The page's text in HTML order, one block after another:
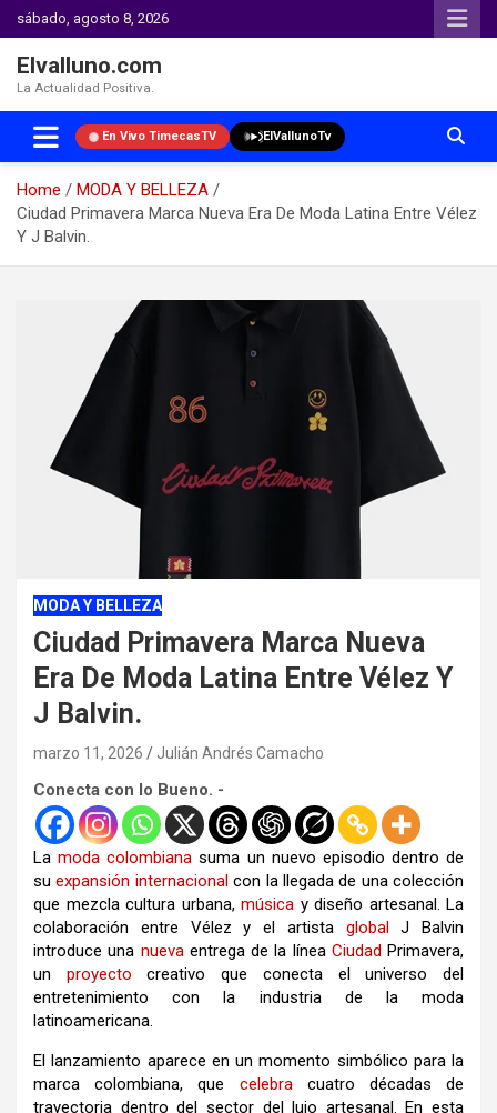
sábado, agosto 8, 2026
Elvalluno.com
La Actualidad Positiva.
En Vivo TimecasTV ElVallunoTv
Home
MODA Y BELLEZA
Ciudad Primavera Marca Nueva Era De Moda Latina Entre Vélez
Y J Balvin.
MODA Y BELLEZA
Ciudad Primavera Marca Nueva
Era De Moda Latina Entre Vélez Y
J Balvin.
marzo 11, 2026 Julián Andrés Camacho
Conecta con lo Bueno. -
Lamoda colombiana suma un nuevo episodio dentro de
suexpansión internacionalcon la llegada de una colección
que mezcla cultura urbana, música y diseño artesanal. La
colaboración entre Vélez y el artista global J Balvin
introduce una nuevaentrega de la línea Ciudad Primavera,
un proyecto creativo que conecta el universo del
entretenimiento con la industria de la moda
latinoamericana.
El lanzamiento aparece en un momento simbólico para la
marca colombiana, que celebracuatro décadas de
trayectoria dentro del sector del lujo artesanal. En esta